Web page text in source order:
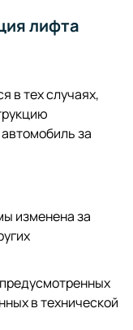
лифта
в тех случаях,
за
изменена за
в технической